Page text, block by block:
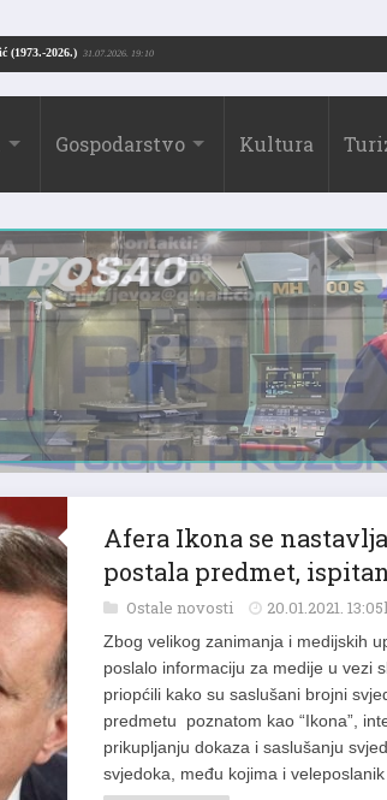
Drago Borić (1973.-2026.) 31.07.2026. 19:10
Gospodarstvo Kultura
Afera Ikona se
postala predmet,
Ostale novosti 20.01.2021.
Zbog velikog zanimanja i medijskih
poslalo informaciju za medije u vezi
priopćili kako su saslušani brojni
predmetu poznatom kao “Ikona”,
prikupljanju dokaza i saslušanju
svjedoka, među kojima i